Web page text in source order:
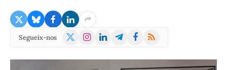
Segueix-nos
X
Instagram
LinkedInTelegramFacebook
RSS